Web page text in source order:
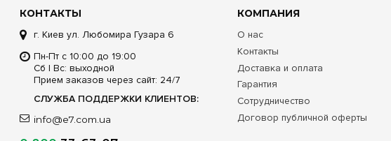
КОНТАКТЫ
г. Киев ул. Любомира Гузара 6
Пн-Пт с 10:00 до 19:00
Сб | Вс: выходной
Прием заказов через сайт: 24/7
СЛУЖБА ПОДДЕРЖКИ КЛИЕНТОВ:
info@e7.com.ua
КОМПАНИЯ
О нас
Контакты
Доставка и оплата
Гарантия
Сотрудничество
Договор публичной оферты